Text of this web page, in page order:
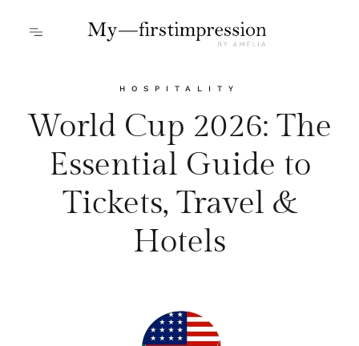
HOSPITALITY
World Cup 2026: The
Essential Guide to
Tickets, Travel &
Hotels